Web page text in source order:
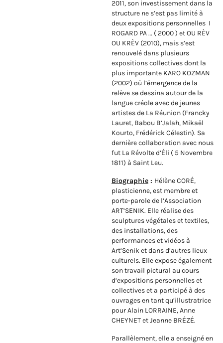
2011, son investissement dans la
structure ne s’est pas limité à
deux expositions personnelles I
ROGARD PA … ( 2000 ) et OU RÈV
OU KRÈV (2010), mais s’est
renouvelé dans plusieurs
expositions collectives dont la
plus importante KARO KOZMAN
(2002) où l’émergence de la
relève se dessina autour de la
langue créole avec de jeunes
artistes de La Réunion (Francky
Lauret, Babou B’Jalah, Mikaël
Kourto, Frédérick Célestin). Sa
dernière collaboration avec nous
fut La Révolte d’Éli ( 5 Novembre
1811) à Saint Leu.
Biographie : Hélène CORÉ,
plasticienne, est membre et
porte-parole de l’Association
ART’SENIK. Elle réalise des
sculptures végétales et textiles,
des installations, des
performances et vidéos à
Art’Senik et dans d’autres lieux
culturels. Elle expose également
son travail pictural au cours
d’expositions personnelles et
collectives et a participé à des
ouvrages en tant qu’illustratrice
pour Alain LORRAINE, Anne
CHEYNET et Jeanne BRÉZÉ.
Parallèlement, elle a enseigné en